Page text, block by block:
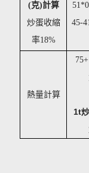
(克)計算
炒蛋收縮
率18%
45-
熱量計算
1t